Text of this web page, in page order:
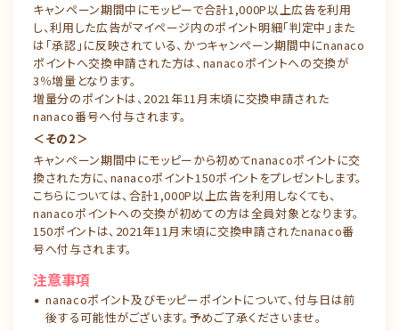
キャンペーン期間中にモッピーで合計1,000P以上広告を利用
し、利用した広告がマイページ内のポイント明細「判定中」また
は「承認」に反映されている、かつキャンペーン期間中にnanaco
ポイントへ交換申請された方は、nanacoポイントへの交換が
3％増量となります。
増量分のポイントは、2021年11月末頃に交換申請された
nanaco番号へ付与されます。
＜その2＞
キャンペーン期間中にモッピーから初めてnanacoポイントに交
換された方に、nanacoポイント150ポイントをプレゼントします。
こちらについては、合計1,000P以上広告を利用しなくても、
nanacoポイントへの交換が初めての方は全員対象となります。
150ポイントは、2021年11月末頃に交換申請されたnanaco番
号へ付与されます。
注意事項
nanacoポイント及びモッピーポイントについて、付与日は前
後する可能性がございます。予めご了承くださいませ。